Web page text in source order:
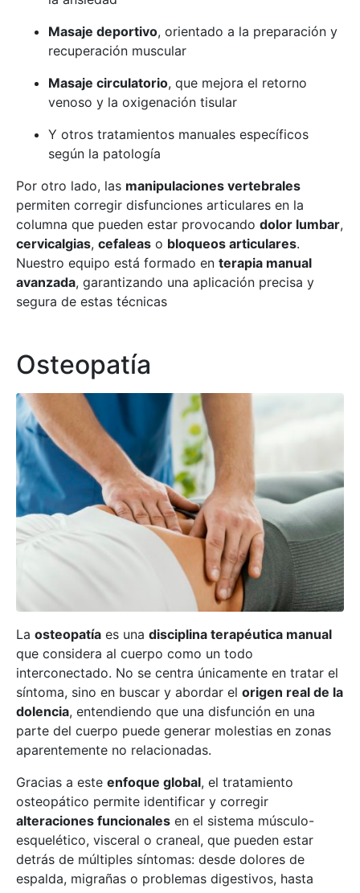
Masaje deportivo, orientado a la preparación y
recuperación muscular
Masaje circulatorio, que mejora el retorno
venoso y la oxigenación tisular
Y otros tratamientos manuales específicos
según la patología
Por otro lado, las manipulaciones vertebrales
permiten corregir disfunciones articulares en la
columna que pueden estar provocando dolor lumbar,
cervicalgias, cefaleas o bloqueos articulares.
Nuestro equipo está formado en terapia manual
avanzada, garantizando una aplicación precisa y
segura de estas técnicas
Osteopatía
La osteopatía es una disciplina terapéutica manual
que considera al cuerpo como un todo
interconectado. No se centra únicamente en tratar el
síntoma, sino en buscar y abordar el origen real de la
dolencia, entendiendo que una disfunción en una
parte del cuerpo puede generar molestias en zonas
aparentemente no relacionadas.
Gracias a este enfoque global, el tratamiento
osteopático permite identificar y corregir
alteraciones funcionales en el sistema músculo-
esquelético, visceral o craneal, que pueden estar
detrás de múltiples síntomas: desde dolores de
espalda, migrañas o problemas digestivos, hasta